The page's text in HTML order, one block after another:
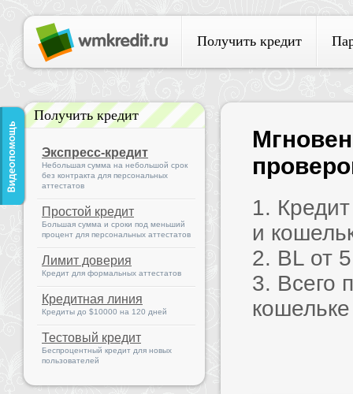
Получить кредит
Получить кредит
Экспресс-кредит
Небольшая сумма на небольшой срок
без контракта для персональных
аттестатов
Простой кредит
Большая сумма и сроки под меньший
процент для персональных аттестатов
Лимит доверия
Кредит для формальных аттестатов
Кредитная линия
Кредиты до $10000 на 120 дней
Тестовый кредит
Беспроцентный кредит для новых
пользователей
1.
и
2. BL от
3. Всего
кошельке